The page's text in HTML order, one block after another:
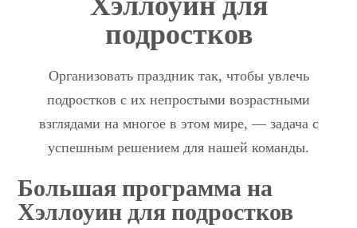
подростков
Организовать праздник так, чтобы увлечь
подростков с их непростыми возрастными
взглядами на многое в этом мире, — задача с
успешным решением для нашей команды.
Большая программа на
Хэллоуин для подростков